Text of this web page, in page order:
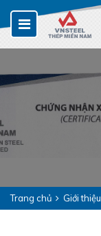
Trang chủ Giới thiệu